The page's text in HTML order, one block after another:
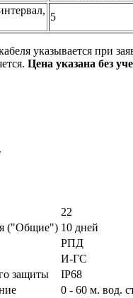
5
указывается при
Цена указана без
22
("Общие") 10 дней
РПД
И-ГС
защиты
IP68
0 - 60 м. вод.